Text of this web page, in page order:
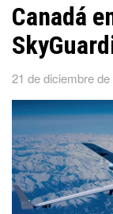
Canadá
21 de diciembre de